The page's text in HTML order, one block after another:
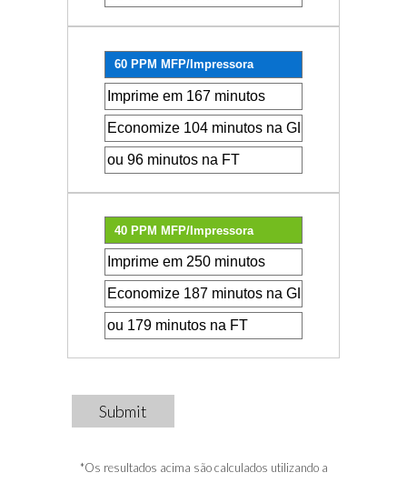
Submit
*Os resultados acima são calculados utilizando a